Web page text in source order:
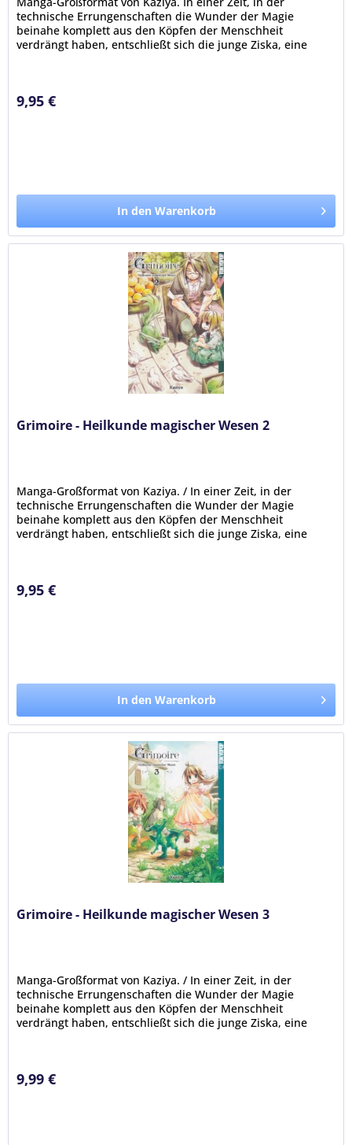
technische Errungenschaften die Wunder der Magie
beinahe komplett aus den Köpfen der Menschheit
verdrängt haben, entschließt sich die junge Ziska, eine
9,95 €
In den Warenkorb
Grimoire - Heilkunde magischer Wesen 2
Manga-Großformat von Kaziya. / In einer Zeit, in der
technische Errungenschaften die Wunder der Magie
beinahe komplett aus den Köpfen der Menschheit
verdrängt haben, entschließt sich die junge Ziska, eine
9,95 €
In den Warenkorb
Grimoire - Heilkunde magischer Wesen 3
Manga-Großformat von Kaziya. / In einer Zeit, in der
technische Errungenschaften die Wunder der Magie
beinahe komplett aus den Köpfen der Menschheit
verdrängt haben, entschließt sich die junge Ziska, eine
9,99 €